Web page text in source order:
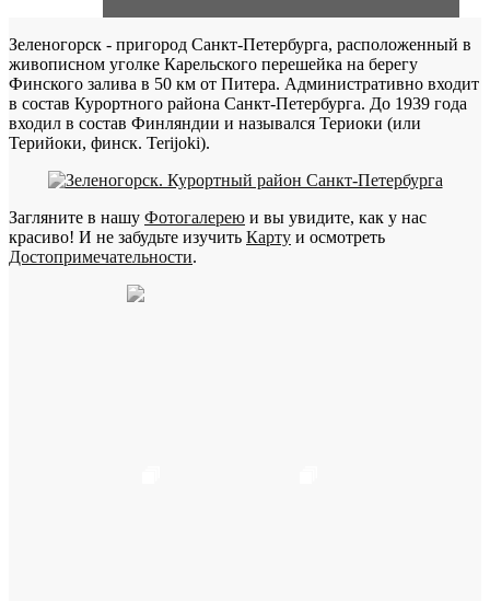
Зеленогорск - пригород Санкт-Петербурга, расположенный в
живописном уголке Карельского перешейка на берегу
Финского залива в 50 км от Питера. Административно входит
в состав Курортного района Санкт-Петербурга. До 1939 года
входил в состав Финляндии и назывался Териоки (или
Терийоки, финск. Terijoki).
Загляните в нашу Фотогалерею и вы увидите, как у нас
красиво! И не забудьте изучить Карту и осмотреть
Достопримечательности.